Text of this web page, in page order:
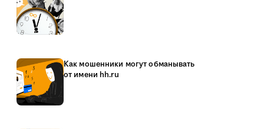
Как мошенники могут обманывать
от имени hh.ru